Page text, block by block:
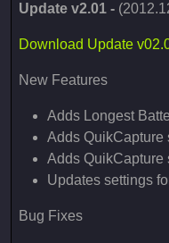
Update v2.01 -
Download Update
New Features
Adds Longest
Adds QuikCapture
Adds QuikCapture
Updates settings
Bug Fixes